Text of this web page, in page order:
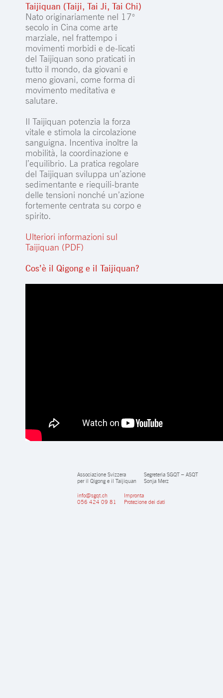
Taijiquan (Taiji, Tai Ji, Tai Chi)
Nato originariamente nel 17°
secolo in Cina come arte
marziale, nel frattempo i
movimenti morbidi e de-licati
del Taijiquan sono praticati in
tutto il mondo, da giovani e
meno giovani, come forma di
movimento meditativa e
salutare.
Il Taijiquan potenzia la forza
vitale e stimola la circolazione
sanguigna. Incentiva inoltre la
mobilità, la coordinazione e
l’equilibrio. La pratica regolare
del Taijiquan sviluppa un’azione
sedimentante e riequili-brante
delle tensioni nonché un’azione
fortemente centrata su corpo e
spirito.
Ulteriori informazioni sul
Taijiquan (PDF)
Cos’è il Qigong e il Taijiquan?
Associazione Svizzera
per il Qigong e il Taijiquan
Segreteria SGQT – ASQT
Sonja Merz
info@sgqt.ch
056 424 09 81
Impronta
Protezione dei dati